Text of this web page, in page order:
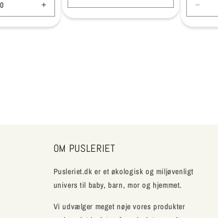
Øg
antallet
for
antallet
for
antallet
for
Default
for
OM PUSLERIET
Pusleriet.dk er et økologisk og miljøvenligt
univers til baby, barn, mor og hjemmet.
Vi udvælger meget nøje vores produkter